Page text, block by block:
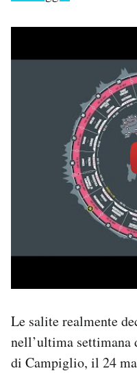
Le salite realmente
nell’ultima
di Campiglio, il 24